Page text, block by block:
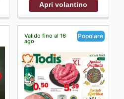
Apri volantino
Valido fino al 16
ago
Popolare